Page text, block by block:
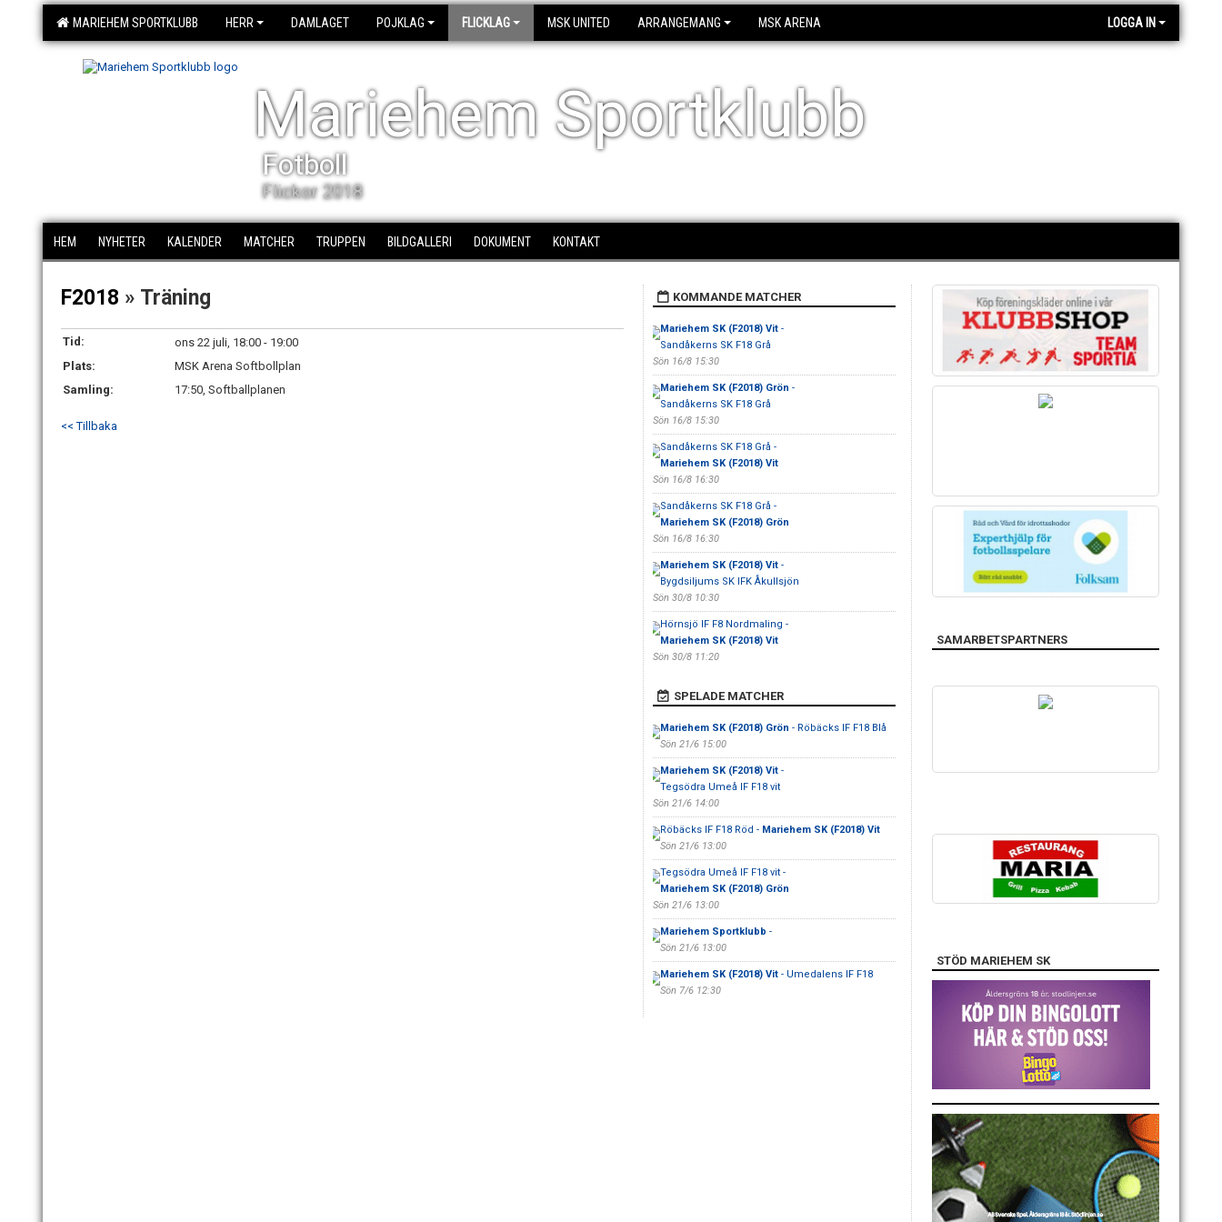
MARIEHEM SPORTKLUBB HERR DAMLAGET POJKLAG FLICKLAG MSK UNITED ARRANGEMANG MSK ARENA LOGGA IN
Mariehem Sportklubb
Fotboll
Flickor 2018
HEM NYHETER KALENDER MATCHER TRUPPEN BILDGALLERI DOKUMENT KONTAKT
F2018 » Träning
Tid:
ons 22 juli, 18:00 - 19:00
Plats:
MSK Arena Softbollplan
Samling:
17:50, Softballplanen
<< Tillbaka
KOMMANDE MATCHER
Mariehem SK (F2018) Vit-
Sandåkerns SK F18 Grå
Sön 16/8 15:30
Mariehem SK (F2018) Grön -
Sandåkerns SK F18 Grå
Sön 16/8 15:30
Sandåkerns SK F18 Grå -
Mariehem SK (F2018) Vit
Sön 16/8 16:30
Sandåkerns SK F18 Grå -
Mariehem SK (F2018) Grön
Sön 16/8 16:30
Mariehem SK (F2018) Vit-
Bygdsiljums SK IFK Åkullsjön
Sön 30/8 10:30
Hörnsjö IF F8 Nordmaling -
Mariehem SK (F2018) Vit
Sön 30/8 11:20
SPELADE MATCHER
Mariehem SK (F2018) Grön - Röbäcks IF F18 Blå
Sön 21/6 15:00
Mariehem SK (F2018) Vit-
Tegsödra Umeå IF F18 vit
Sön 21/6 14:00
Röbäcks IF F18 Röd - Mariehem SK (F2018) Vit
Sön 21/6 13:00
Tegsödra Umeå IF F18 vit -
Mariehem SK (F2018) Grön
Sön 21/6 13:00
Mariehem Sportklubb -
Sön 21/6 13:00
Mariehem SK (F2018) Vit- Umedalens IF F18
Sön 7/6 12:30
SAMARBETSPARTNERS
STÖD MARIEHEM SK